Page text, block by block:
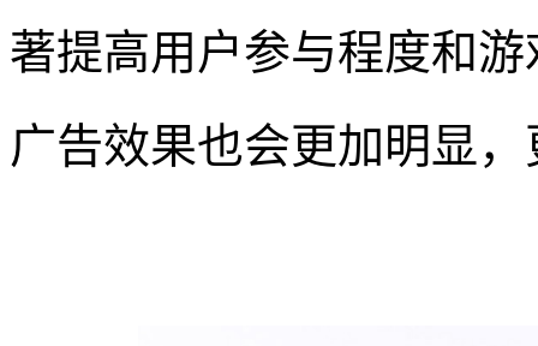
著提高用户参与程度和
广告效果也会更加明显